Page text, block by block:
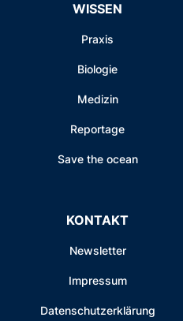
WISSEN
Praxis
Biologie
Medizin
Reportage
Save the ocean
KONTAKT
Newsletter
Impressum
Datenschutzerklärung